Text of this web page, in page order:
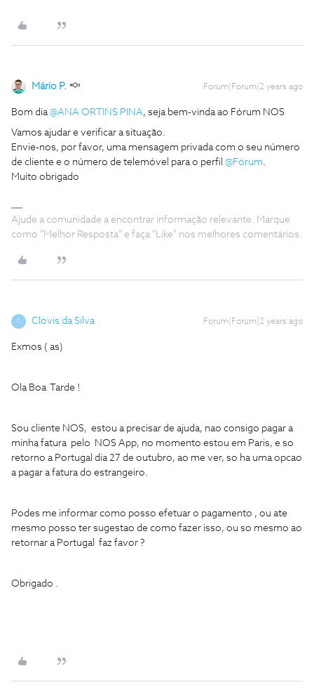
Mário P. Forum|Forum|2 years ago
Bom dia@ANA ORTINS PINA, seja bem-vinda ao Fórum NOS
Vamos ajudar e verificar a situação.
Envie-nos, por favor, uma mensagem privada com o seu número
de cliente e o número de telemóvel para o perfil @Fórum.
Muito obrigado
Ajude a comunidade a encontrar informação relevante. Marque
como "Melhor Resposta" e faça "Like" nos melhores comentários.
C Clovis da Silva Forum|Forum|2 years ago
Exmos ( as)
Ola Boa Tarde !
Sou cliente NOS, estou a precisar de ajuda, nao consigo pagar a
minha fatura pelo NOS App, no momento estou em Paris, e so
retorno a Portugal dia 27 de outubro, ao me ver, so ha uma opcao
a pagar a fatura do estrangeiro.
Podes me informar como posso efetuar o pagamento , ou ate
mesmo posso ter sugestao de como fazer isso, ou so mesmo ao
retornar a Portugal faz favor ?
Obrigado .